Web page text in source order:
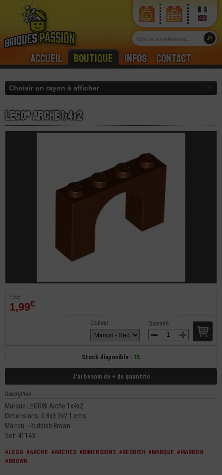
Accueil Boutique Infos Contact
LEGO® Arche 1x4x2
Pièce
1,99€
Quantité
Couleur
Stock disponible : 15
J'ai besoin de + de quantité
Description
Marque LEGO® Arche 1x4x2
Dimensions: 0.8x3.2x2.1 cms
Marron - Reddish Brown
Set: 41143 -
#LEGO #ARCHE #ARCHES #DIMENSIONS #REDDISH #MARQUE #MARRON
#BROWN